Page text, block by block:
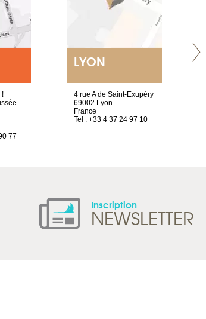
!
77
LYON
4 rue A de Saint-Exupéry
69002 Lyon
France
Tel : +33 4 37 24 97 10
Inscription
NEWSLETTER